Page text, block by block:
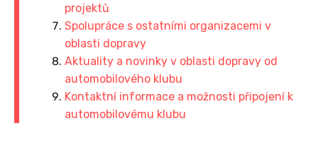
projektů
Spolupráce s ostatními organizacemi v
oblasti dopravy
Aktuality a novinky v oblasti dopravy od
automobilového klubu
Kontaktní informace a možnosti připojení k
automobilovému klubu